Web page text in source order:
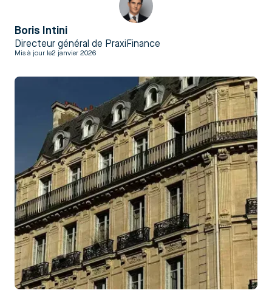
Boris Intini
Directeur général de PraxiFinance
Mis à jour le2 janvier 2026